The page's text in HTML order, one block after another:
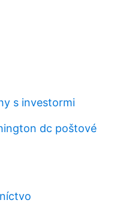
s investormi
dc poštové